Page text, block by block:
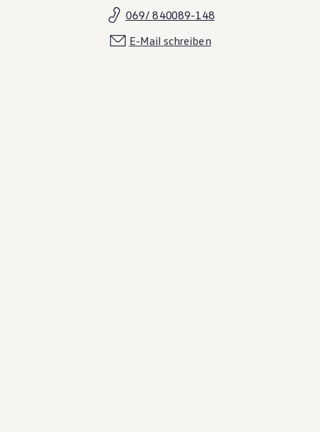
069/ 840089-148
E-Mail schreiben